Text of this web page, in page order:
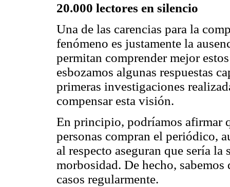
20.000 lectores en silencio
Una de las carencias para la
fenómeno es justamente la
permitan comprender mejor
esbozamos algunas respuestas
primeras investigaciones
compensar esta visión.
En principio, podríamos afirmar
personas compran el periódico,
al respecto aseguran que sería
morbosidad. De hecho,
casos regularmente.